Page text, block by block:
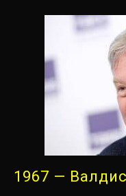
1967 —